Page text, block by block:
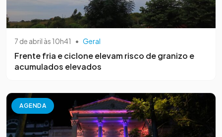
7 de abril às 10h41 • Geral
Frente fria e ciclone elevam risco de granizo e
acumulados elevados
AGENDA